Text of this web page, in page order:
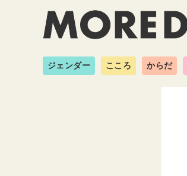
ジェンダー こころ からだ